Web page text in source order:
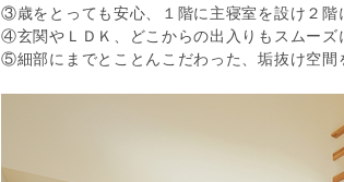
③歳をとっても安心、１階に主寝室を設け２階
④玄関やＬＤＫ、どこからの出入りもスムー
⑤細部にまでとことんこだわった、垢抜け空